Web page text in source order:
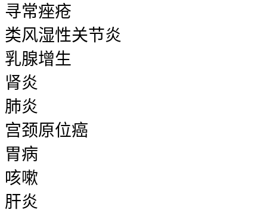
寻常痤疮
类风湿性关节炎
乳腺增生
肾炎
肺炎
宫颈原位癌
胃病
咳嗽
肝炎